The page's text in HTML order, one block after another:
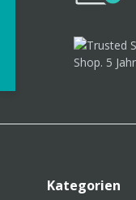
Kategorien